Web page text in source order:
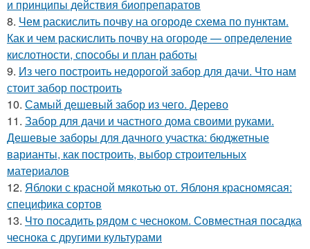
и принципы действия биопрепаратов
8. Чем раскислить почву на огороде схема по пунктам.
Как и чем раскислить почву на огороде — определение
кислотности, способы и план работы
9. Из чего построить недорогой забор для дачи. Что нам
стоит забор построить
10. Самый дешевый забор из чего. Дерево
11. Забор для дачи и частного дома своими руками.
Дешевые заборы для дачного участка: бюджетные
варианты, как построить, выбор строительных
материалов
12. Яблоки с красной мякотью от. Яблоня красномясая:
специфика сортов
13. Что посадить рядом с чесноком. Совместная посадка
чеснока с другими культурами